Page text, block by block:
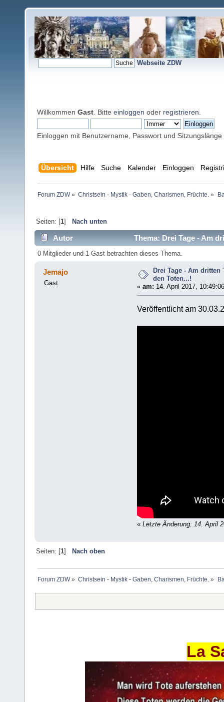
Webseite ZDW
Willkommen Gast . Bitte einloggen oder registrieren
Einloggen mit Benutzername, Passwort und Sitzungslänge
Übersicht Hilfe Suche Kalender Einloggen
Forum ZDW» Christsein - Mystik - Gaben, Charismen, Früchte. »
Seiten: [1] Nach unten
Autor Thema: Drei Tage - Am
0 Mitglieder und 1 Gast betrachten dieses Thema.
Jemajo
Gast
Drei Tage - Am dritten
den Toten...!
« am: 14. April 2017,
Veröffentlicht am
« Letzte Änderung: 14. April
Seiten: [1] Nach oben
Forum ZDW» Christsein - Mystik - Gaben, Charismen, Früchte. »
La